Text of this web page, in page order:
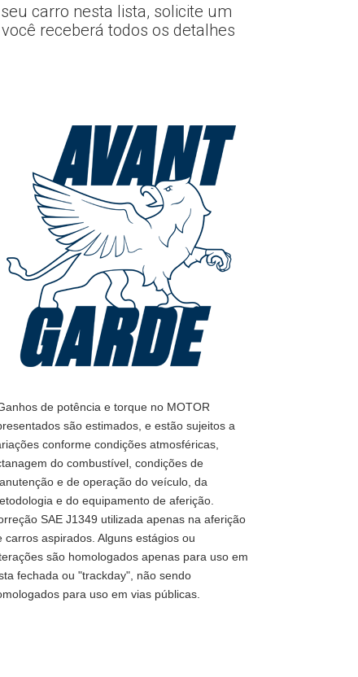
carro nesta lista, solicite um
receberá todos os detalhes
de potência e torque no MOTOR
são estimados, e estão sujeitos a
conforme condições atmosféricas,
do combustível, condições de
e de operação do veículo, da
e do equipamento de aferição.
SAE J1349 utilizada apenas na aferição
carros aspirados. Alguns estágios ou
são homologados apenas para uso em
fechada ou "trackday", não sendo
para uso em vias públicas.